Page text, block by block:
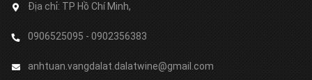
Địa chỉ: TP Hồ Chí Minh,
0906525095 - 0902356383
anhtuan.vangdalat.dalatwine@gmail.com